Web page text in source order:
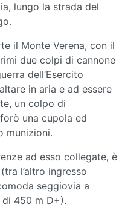
lungo la strada del
il Monte Verena, con il
due colpi di cannone
dell’Esercito
in aria e ad essere
un colpo di
una cupola ed
munizioni.
ad esso collegate, è
l’altro ingresso
seggiovia a
450 m D+).